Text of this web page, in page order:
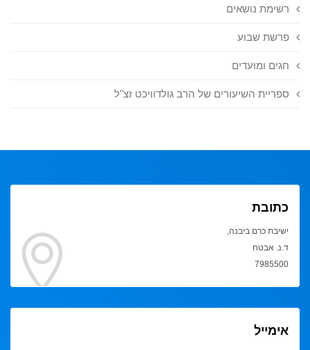
רשימת נושאים
פרשת שבוע
חגים ומועדים
ספריית השיעורים של הרב גולדוויכט זצ"ל
כתובת
ישיבת כרם ביבנה,
ד.נ. אבטח
7985500
אימייל